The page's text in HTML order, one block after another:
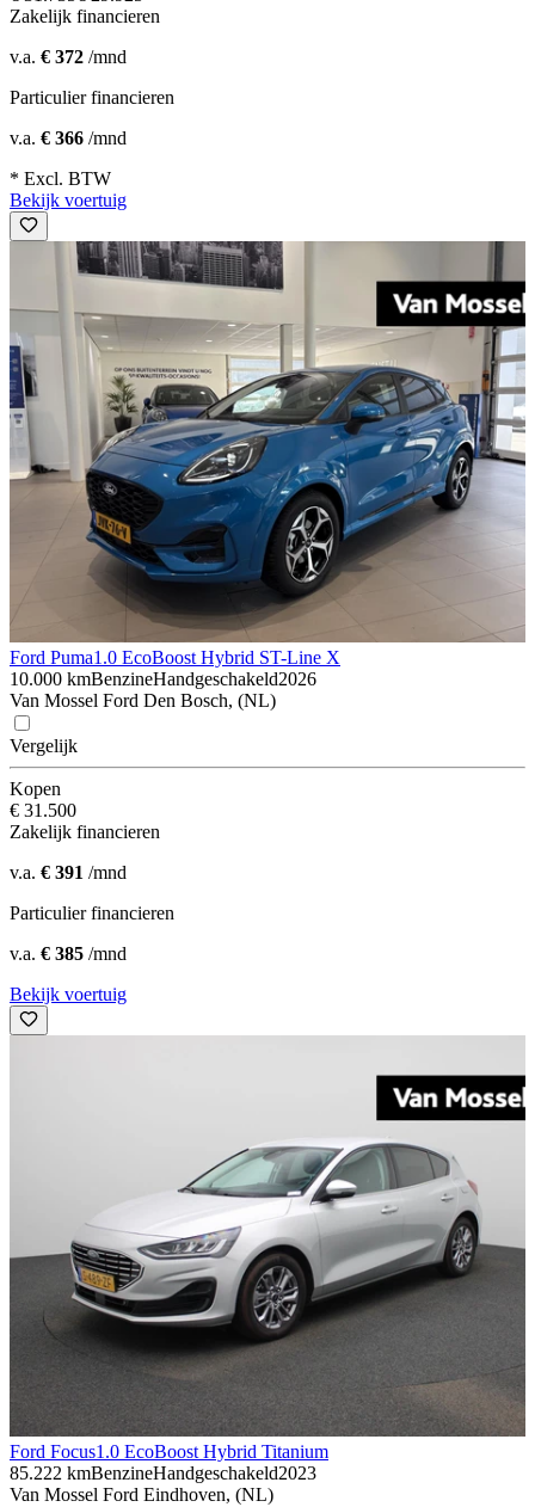
Zakelijk financieren
v.a. € 372 /mnd
Particulier financieren
v.a. € 366 /mnd
* Excl. BTW
Bekijk voertuig
Ford Puma1.0 EcoBoost Hybrid ST-Line X
10.000 kmBenzineHandgeschakeld2026
Van Mossel Ford Den Bosch, (NL)
Vergelijk
Kopen
€ 31.500
Zakelijk financieren
v.a. € 391 /mnd
Particulier financieren
v.a. € 385 /mnd
Bekijk voertuig
Ford Focus1.0 EcoBoost Hybrid Titanium
85.222 kmBenzineHandgeschakeld2023
Van Mossel Ford Eindhoven, (NL)